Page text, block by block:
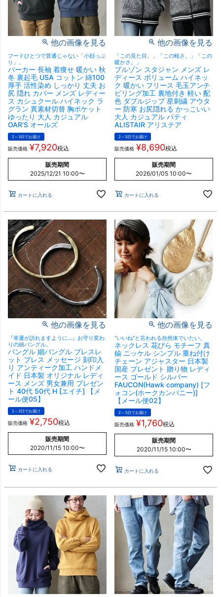
他の画像を見る
フードひとつで普通じゃない「小顔っぷ
り」。
パーカー 長袖 着痩せ 暖かい 秋
冬 裏起毛 USA コットン 綿100
厚手 活性染め しっかり 丈夫 お
尻 隠れ カバー メンズ レディー
ス カシュクール ハイネック ラ
グラン 異素材切替 胸ポケット
ゆったり 大人 カジュアル
OAR’S オールズ
2～3日でお届け
販売価格 ¥7,920税込
販売期間
2025/12/21 10:00〜
カートに入れる
他の画像を見る
「この見た目。」「この軽さ。」「この
暖かさ。」
ブルゾン スタジャン メンズ レ
ディース ボリューム ハイネッ
ク 暖かい フリース 毛玉アンチ
ピリング加工 裏地付き 軽い 配
色 ダブルジップ 星刺繍 アウタ
ー 防寒 お尻隠れる かっこいい
大人 カジュアル パティ
ALISTAIR アリステア
2～3日でお届け
販売価格 ¥8,690税込
販売期間
2026/01/05 10:00〜
カートに入れる
他の画像を見る
『幸運が訪れますように…』お守り変わ
りの細バングル。
バングル 細バングル ブレスレ
ット ブレス メッセージ 刻印入
り アンティーク加工 ハンドメ
イド 日本製 オリジナル レディ
ース メンズ 男女兼用 プレゼン
ト 40代 50代 H [エイチ] 【メ
ール便05】
2～3日でお届け
販売価格 ¥2,750税込
販売期間
2020/11/15 10:00〜
カートに入れる
他の画像を見る
“いいね”と言われる自然体でいたい。
ネックレス 花びら モチーフ 真
鍮 ニッケル シンプル 重ね付け
チェーン アジャスター 日本製
国産 プレゼント 贈り物 レディ
ース ゴールド シルバー
FAUCON(Hawk company) [フ
ォコン(ホークカンパニー)]
【メール便02】
2～3日でお届け
販売価格 ¥1,760税込
販売期間
2020/11/15 10:00〜
カートに入れる